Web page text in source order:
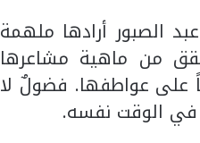
الصبور أرادها ملهمة
من ماهية مشاعرها
على عواطفها. فضولٌ لا
في الوقت نفسه.